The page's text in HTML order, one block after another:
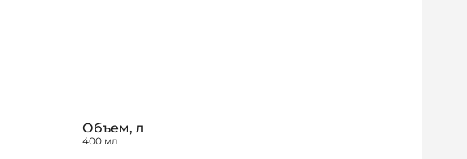
Объем, л
400 мл